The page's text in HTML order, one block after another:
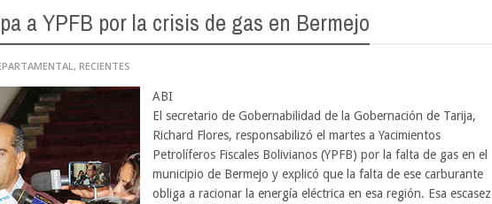
a YPFB por la crisis de gas en Bermejo
, RECIENTES
ABI
El secretario de Gobernabilidad de la Gobernación de Tarija,
Richard Flores, responsabilizó el martes a Yacimientos
Petrolíferos Fiscales Bolivianos (YPFB) por la falta de gas en el
municipio de Bermejo y explicó que la falta de ese carburante
obliga a racionar la energía eléctrica en esa región. Esa escasez